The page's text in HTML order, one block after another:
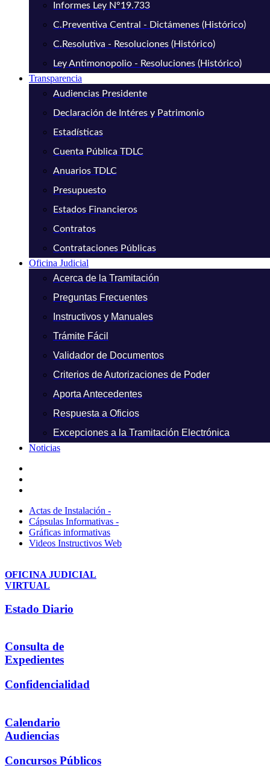
Informes Ley N°19.733
C.Preventiva Central - Dictámenes (Histórico)
C.Resolutiva - Resoluciones (Histórico)
Ley Antimonopolio - Resoluciones (Histórico)
Transparencia
Audiencias Presidente
Declaración de Intéres y Patrimonio
Estadísticas
Cuenta Pública TDLC
Anuarios TDLC
Presupuesto
Estados Financieros
Contratos
Contrataciones Públicas
Oficina Judicial
Acerca de la Tramitación
Preguntas Frecuentes
Instructivos y Manuales
Trámite Fácil
Validador de Documentos
Criterios de Autorizaciones de Poder
Aporta Antecedentes
Respuesta a Oficios
Excepciones a la Tramitación Electrónica
Noticias
Actas de Instalación -
Cápsulas Informativas -
Gráficas informativas
Videos Instructivos Web
OFICINA JUDICIAL
VIRTUAL
Estado Diario
Consulta de
Expedientes
Confidencialidad
Calendario
Audiencias
Concursos Públicos